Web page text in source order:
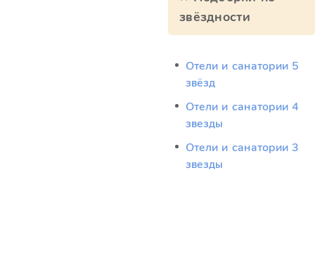
звёздности
Отели и санатории 5
звёзд
Отели и санатории 4
звезды
Отели и санатории 3
звезды